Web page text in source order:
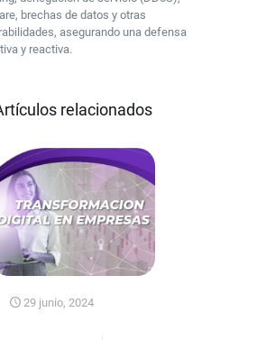
brechas de datos y otras
asegurando una defensa
y reactiva.
relacionados
29 junio, 2024